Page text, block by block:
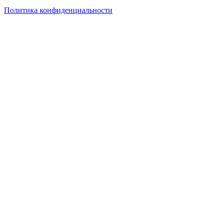
Политика конфиденциальности